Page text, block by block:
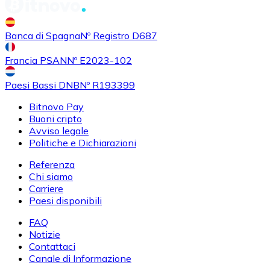
Banca di SpagnaNº Registro D687
Francia PSANNº E2023-102
Paesi Bassi DNBNº R193399
Bitnovo Pay
Buoni cripto
Avviso legale
Politiche e Dichiarazioni
Referenza
Chi siamo
Carriere
Paesi disponibili
FAQ
Notizie
Contattaci
Canale di Informazione